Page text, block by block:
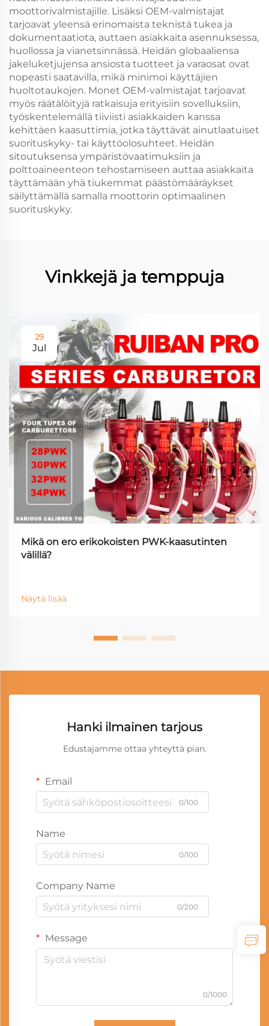
moottorivalmistajille. Lisäksi OEM-valmistajat
tarjoavat yleensä erinomaista teknistä tukea ja
dokumentaatiota, auttaen asiakkaita asennuksessa,
huollossa ja vianetsinnässä. Heidän globaaliensa
jakeluketjujensa ansiosta tuotteet ja varaosat ovat
nopeasti saatavilla, mikä minimoi käyttäjien
huoltotaukojen. Monet OEM-valmistajat tarjoavat
myös räätälöityjä ratkaisuja erityisiin sovelluksiin,
työskentelemällä tiiviisti asiakkaiden kanssa
kehittäen kaasuttimia, jotka täyttävät ainutlaatuiset
suorituskyky- tai käyttöolosuhteet. Heidän
sitoutuksensa ympäristövaatimuksiin ja
polttoaineenteon tehostamiseen auttaa asiakkaita
täyttämään yhä tiukemmat päästömääräykset
säilyttämällä samalla moottorin optimaalinen
suorituskyky.
Vinkkejä ja temppuja
29
Jul
Mikä on ero erikokoisten PWK-kaasutinten
välillä?
Näytä lisää
Hanki ilmainen tarjous
Edustajamme ottaa yhteyttä pian.
Email
0/100
Name
0/100
Company Name
0/200
Message
0/1000